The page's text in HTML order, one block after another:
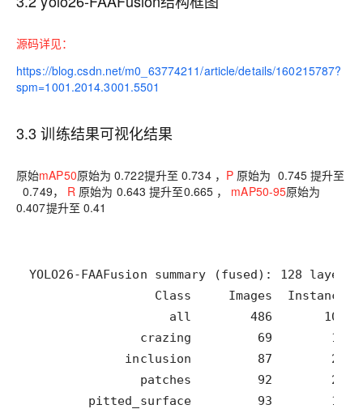
源码详见：
https://blog.csdn.net/m0_63774211/article/details/160215787?
spm=1001.2014.3001.5501
3.3训练结果可视化结果
原始mAP50原始为 0.722提升至 0.734 ， P原始为 0.745 提升至
0.749，
R 原始为 0.643 提升至0.665 ， mAP50-95原始为
0.407提升至 0.41